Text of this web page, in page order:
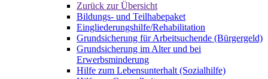
Zurück zur Übersicht
Bildungs- und Teilhabepaket
Eingliederungshilfe/Rehabilitation
Grundsicherung für Arbeitsuchende (Bürgergeld)
Grundsicherung im Alter und bei
Erwerbsminderung
Hilfe zum Lebensunterhalt (Sozialhilfe)